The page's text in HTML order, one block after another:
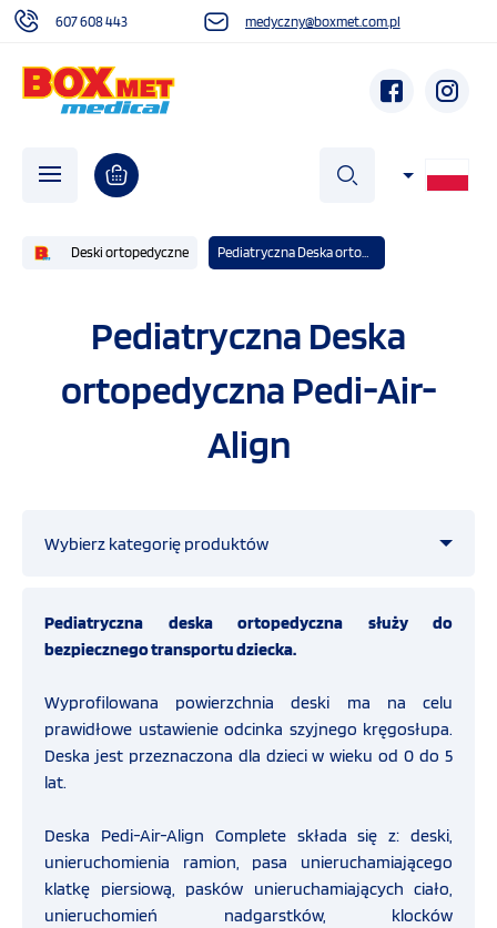
szukaj
607 608 443 medyczny@boxmet.com.pl
O NAS
AKTUALNOŚCI
DZIAŁALNOŚĆ SPOŁECZNA
OFERTA
FILMY
KONTAKT
SKLEP
INTERNETOWY
Deski ortopedyczne Pediatryczna Deska ortopedyczna Pedi-Air-Align
Pediatryczna Deska
ortopedyczna Pedi-Air-
Align
Wybierz kategorię produktów
Straż pożarna
Zestawy reanimacyjne
Szyny unieruchamiające
Pediatryczna deska ortopedyczna służy do
bezpiecznego transportu dziecka.
Wyprofilowana powierzchnia deski ma na celu
prawidłowe ustawienie odcinka szyjnego kręgosłupa.
Deska jest przeznaczona dla dzieci w wieku od 0 do 5
lat.
Deska Pedi-Air-Align Complete składa się z: deski,
unieruchomienia ramion, pasa unieruchamiającego
klatkę piersiową, pasków unieruchamiających ciało,
unieruchomień nadgarstków, klocków